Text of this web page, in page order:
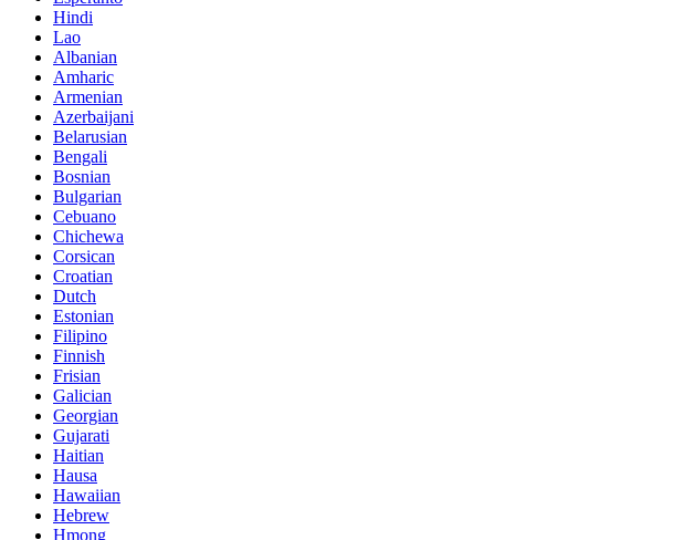
Hindi
Lao
Albanian
Amharic
Armenian
Azerbaijani
Belarusian
Bengali
Bosnian
Bulgarian
Cebuano
Chichewa
Corsican
Croatian
Dutch
Estonian
Filipino
Finnish
Frisian
Galician
Georgian
Gujarati
Haitian
Hausa
Hawaiian
Hebrew
Hmong